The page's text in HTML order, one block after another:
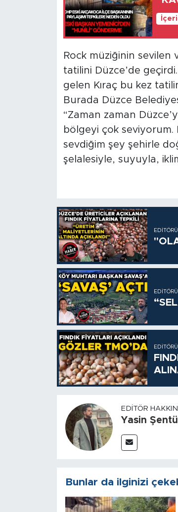
Rock müziğinin sevilen
tatilini Düzce’de
gelen Kıraç bu kez
Burada Düzce
“Zaman zaman
bölgeyi çok seviyorum.
sevdiğim şey şehirle
şelalesiyle, suyuyla,
EDITÖR
Yasin
Bunlar da ilginizi